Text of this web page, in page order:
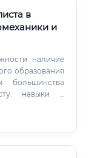
в
и
наличие
образования
большинства
навыки и
так и